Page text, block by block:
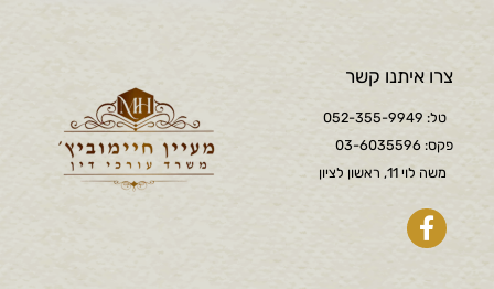
צרו איתנו קשר
טל: 052-355-9949
פקס: 03-6035596
משה לוי 11, ראשון לציון